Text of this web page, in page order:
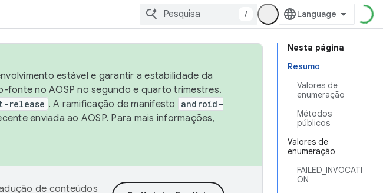
/
Nesta página
Resumo
Valores de
enumeração
Métodos
públicos
Valores de
enumeração
FAILED_INVOCATI
ON
estável e garantir a estabilidade da
no AOSP no segundo e quarto trimestres.
release . A ramificação de manifesto
android-
enviada ao AOSP. Para mais informações,
de conteúdos